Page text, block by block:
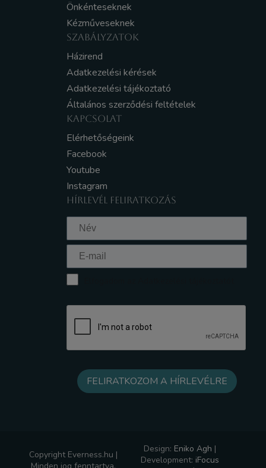
Önkénteseknek
Kézműveseknek
SZABÁLYZATOK
Házirend
Adatkezelési kérések
Adatkezelési tájékoztató
Általános szerződési feltételek
KAPCSOLAT
Elérhetőségeink
Facebook
Youtube
Instagram
HÍRLEVÉL FELIRATKOZÁS
Copyright Everness.hu |
Minden jog fenntartva.
Design: Eniko Agh |
Development: iFocus